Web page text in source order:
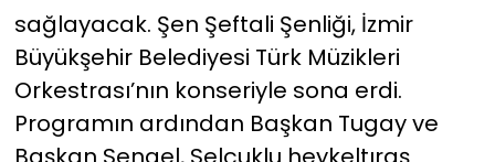
sağlayacak. Şen Şeftali Şenliği, İzmir
Büyükşehir Belediyesi Türk Müzikleri
Orkestrası’nın konseriyle sona erdi.
Programın ardından Başkan Tugay ve